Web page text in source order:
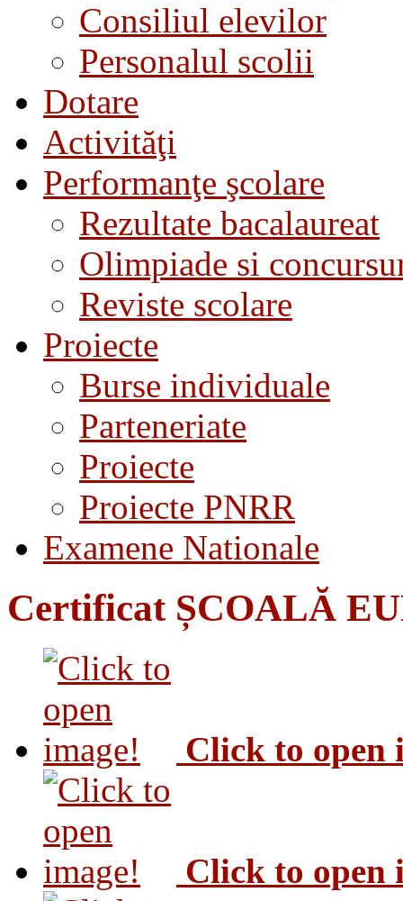
Consiliul elevilor
Personalul scolii
Dotare
Activităţi
Performanţe şcolare
Rezultate bacalaureat
Olimpiade si
Reviste scolare
Proiecte
Burse individuale
Parteneriate
Proiecte
Proiecte PNRR
Examene Nationale
Certificat ȘCOALĂ
Click to open
Click to open